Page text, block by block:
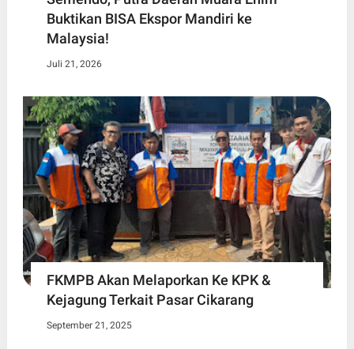
Buktikan BISA Ekspor Mandiri ke
Malaysia!
Juli 21, 2026
FKMPB Akan Melaporkan Ke KPK &
Kejagung Terkait Pasar Cikarang
September 21, 2025